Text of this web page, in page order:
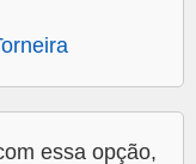
essa opção,